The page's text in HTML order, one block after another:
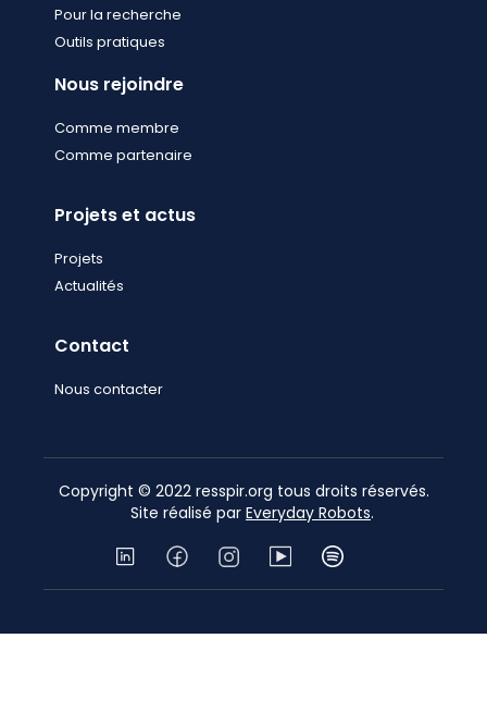
Pour la recherche
Outils pratiques
Nous rejoindre
Comme membre
Comme partenaire
Projets et actus
Projets
Actualités
Contact
Nous contacter
Copyright © 2022 resspir.org tous droits réservés.
Site réalisé par Everyday Robots.